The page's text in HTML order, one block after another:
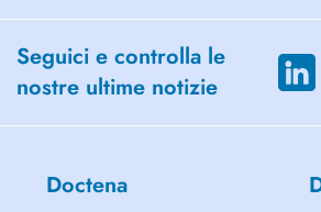
Seguici e controlla le
nostre ultime notizie
Doctena